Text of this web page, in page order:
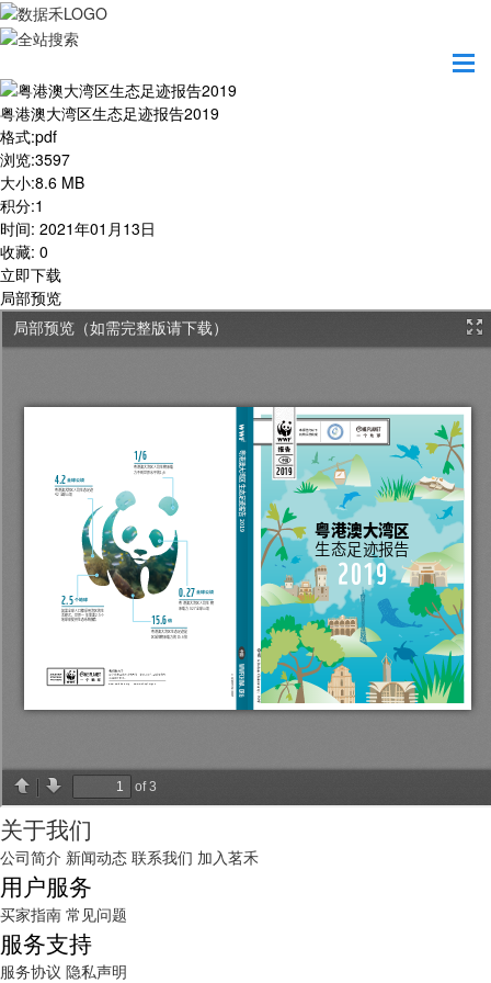
粤港澳大湾区生态足迹报告2019
格式:pdf
浏览:3597
大小:8.6 MB
积分:1
时间: 2021年01月13日
收藏: 0
立即下载
局部预览
关于我们
公司简介 新闻动态 联系我们 加入茗禾
用户服务
买家指南 常见问题
服务支持
服务协议 隐私声明